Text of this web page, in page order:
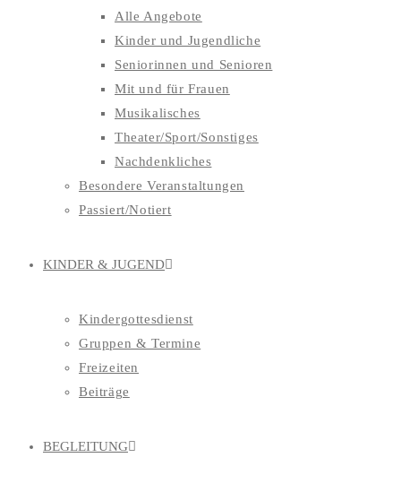
Alle Angebote
Kinder und Jugendliche
Seniorinnen und Senioren
Mit und für Frauen
Musikalisches
Theater/Sport/Sonstiges
Nachdenkliches
Besondere Veranstaltungen
Passiert/Notiert
KINDER & JUGEND
Kindergottesdienst
Gruppen & Termine
Freizeiten
Beiträge
BEGLEITUNG